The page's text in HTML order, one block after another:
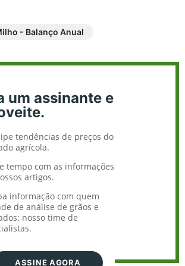
- Balanço Anual
um assinante e
tendências de preços do
agrícola.
tempo com as informações
artigos.
informação com quem
de análise de grãos e
nosso time de
ASSINE AGORA